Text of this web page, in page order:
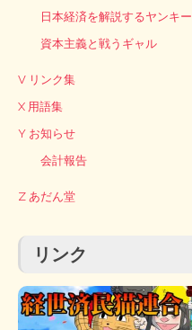
日本経済を解説するヤンキー
資本主義と戦うギャル
V リンク集
X 用語集
Y お知らせ
会計報告
Z あだん堂
リンク